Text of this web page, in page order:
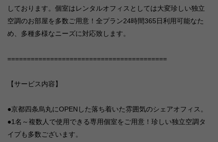
しております。個室はレンタルオフィスとしては大変珍しい独立
空調のお部屋を多数ご用意！全プラン24時間365日利用可能なた
め、多種多様なニーズに対応致します。
=========================================
【サービス内容】
●京都四条烏丸にOPENした落ち着いた雰囲気のシェアオフィス。
●1名～複数人で使用できる専用個室をご用意！珍しい独立空調タ
イプも多数ございます。